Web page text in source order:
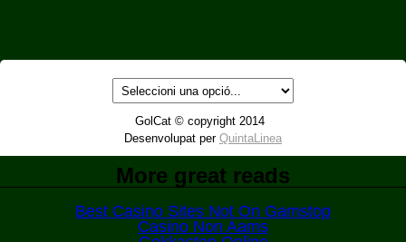
GolCat © copyright 2014
Desenvolupat per QuintaLinea
More great reads
Best Casino Sites Not On Gamstop
Casino Non Aams